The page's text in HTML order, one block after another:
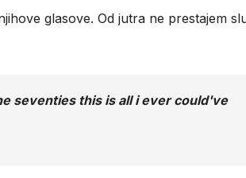
glasove. Od jutra ne prestajem
seventies this is all i ever could've